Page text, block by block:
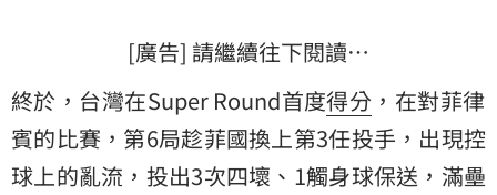
[廣告] 請繼續往下閱讀…
終於，台灣在Super Round首度得分 ，在對菲律
賓的比賽，第6局趁菲國換上第3任投手，出現控
球上的亂流，投出3次四壞、1觸身球保送，滿壘